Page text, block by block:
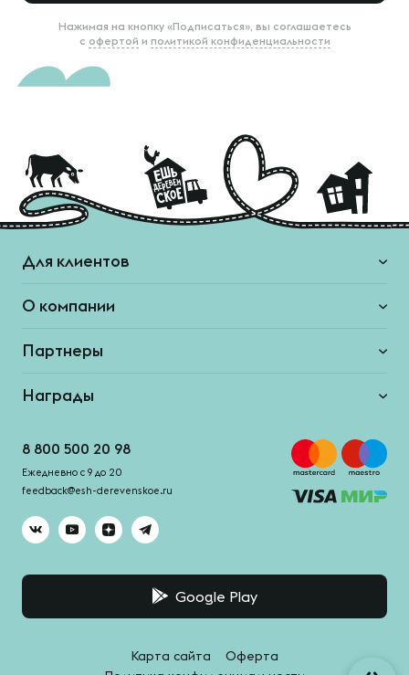
Нажимая на кнопку «Подписаться», вы соглашаетесь
с офертой и политикой конфиденциальности
Для клиентов
О компании
Партнеры
Награды
8 800 500 20 98
Ежедневно с 9 до 20
feedback@esh-derevenskoe.ru
Google Play
Карта сайта
Оферта